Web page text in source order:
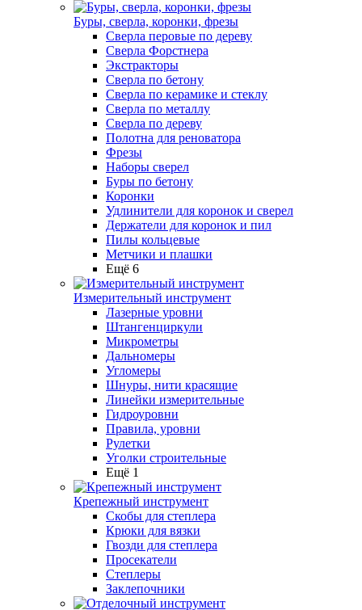
Буры, сверла, коронки, фрезы
Сверла перовые по дереву
Сверла Форстнера
Экстракторы
Сверла по бетону
Сверла по керамике и стеклу
Сверла по металлу
Сверла по дереву
Полотна для реноватора
Фрезы
Наборы сверел
Буры по бетону
Коронки
Удлинители для коронок и сверел
Держатели для коронок и пил
Пилы кольцевые
Метчики и плашки
Ещё 6
Измерительный инструмент
Лазерные уровни
Штангенциркули
Микрометры
Дальномеры
Угломеры
Шнуры, нити красящие
Линейки измерительные
Гидроуровни
Правила, уровни
Рулетки
Уголки строительные
Ещё 1
Крепежный инструмент
Скобы для степлера
Крюки для вязки
Гвозди для степлера
Просекатели
Степлеры
Заклепочники